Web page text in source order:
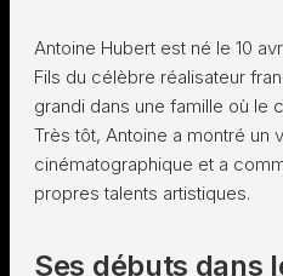
Antoine Hubert est né le 10
Fils du célèbre réalisateur
grandi dans une famille où le
Très tôt, Antoine a montré un
cinématographique et a
propres talents artistiques.
Ses débuts dans